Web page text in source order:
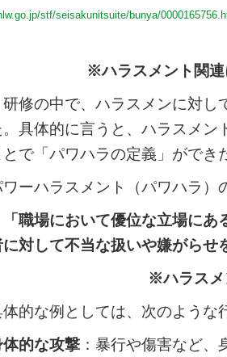
stf/seisakunitsuite/bunya/
※ハラスメント関連
修の中で、ハラスメンに対し
。具体的に言うと、ハラスメン
とで「パワハラの定義」ができ
ーハラスメント（パワハラ）
職場において優位な立場にあ
に対して不当な扱いや嫌がら
※ハラスメ
体的な例としては、次のような
体的な攻撃 ：暴行や傷害など、